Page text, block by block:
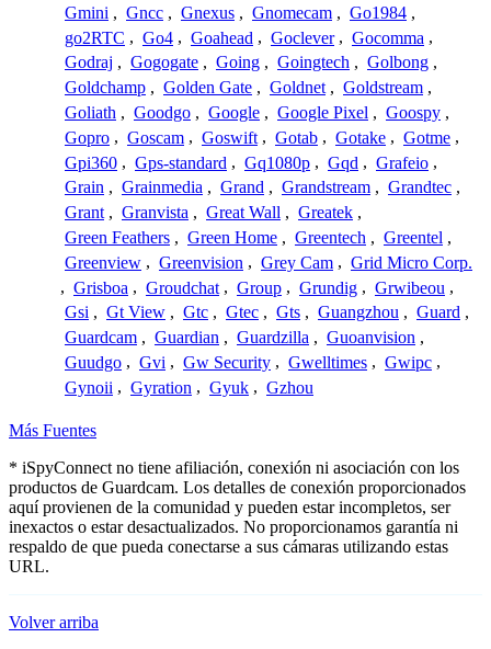
Gmini , Gncc , Gnexus , Gnomecam , Go1984 ,
go2RTC , Go4 , Goahead , Goclever , Gocomma ,
Godraj , Gogogate , Going , Goingtech , Golbong ,
Goldchamp , Golden Gate , Goldnet , Goldstream ,
Goliath , Goodgo , Google , Google Pixel , Goospy ,
Gopro , Goscam , Goswift , Gotab , Gotake , Gotme ,
Gpi360 , Gps-standard , Gq1080p , Gqd , Grafeio ,
Grain , Grainmedia , Grand , Grandstream , Grandtec ,
Grant , Granvista , Great Wall , Greatek ,
Green Feathers , Green Home , Greentech , Greentel ,
Greenview , Greenvision , Grey Cam , Grid Micro Corp.
, Grisboa , Groudchat , Group , Grundig , Grwibeou ,
Gsi , Gt View , Gtc , Gtec , Gts , Guangzhou , Guard ,
Guardcam , Guardian , Guardzilla , Guoanvision ,
Guudgo , Gvi , Gw Security , Gwelltimes , Gwipc ,
Gynoii , Gyration , Gyuk , Gzhou
Más Fuentes
* iSpyConnect no tiene afiliación, conexión ni asociación con los
productos de Guardcam. Los detalles de conexión proporcionados
aquí provienen de la comunidad y pueden estar incompletos, ser
inexactos o estar desactualizados. No proporcionamos garantía ni
respaldo de que pueda conectarse a sus cámaras utilizando estas
URL.
Volver arriba